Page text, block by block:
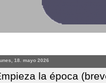
18. mayo 2026
la época